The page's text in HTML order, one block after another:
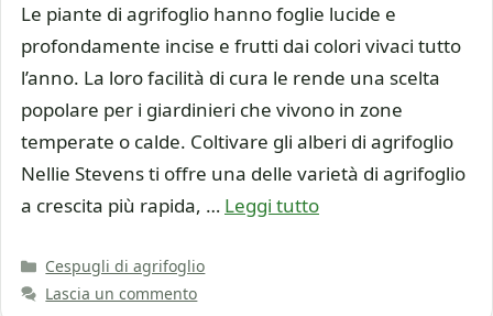
Le piante di agrifoglio hanno foglie lucide e
profondamente incise e frutti dai colori vivaci tutto
l’anno. La loro facilità di cura le rende una scelta
popolare per i giardinieri che vivono in zone
temperate o calde. Coltivare gli alberi di agrifoglio
Nellie Stevens ti offre una delle varietà di agrifoglio
a crescita più rapida, … Leggi tutto
Categorie
Cespugli di agrifoglio
Lascia un commento